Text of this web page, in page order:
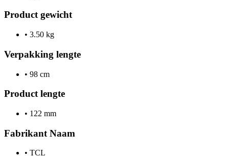
Product gewicht
• 3.50 kg
Verpakking lengte
• 98 cm
Product lengte
• 122 mm
Fabrikant Naam
• TCL